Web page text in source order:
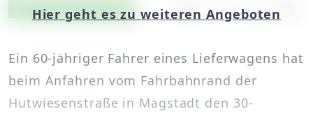
Artikel vorlesen
Exklusiv für Abonnenten
Ein 60-jähriger Fahrer eines Lieferwagens hat
beim Anfahren vom Fahrbahnrand der
Hutwiesenstraße in Magstadt den 30-
Hier geht es zu weiteren Angeboten